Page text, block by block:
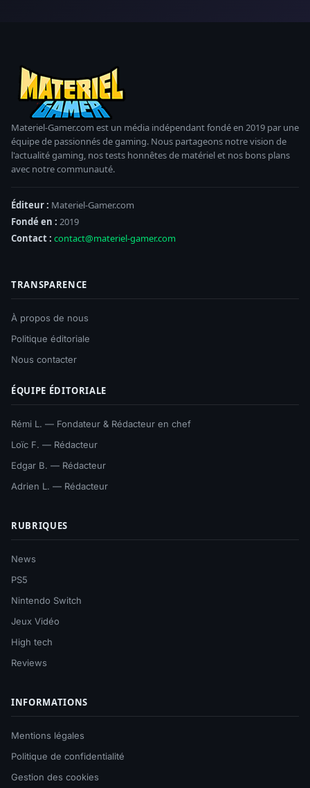
Materiel-Gamer.com est un média indépendant fondé en 2019 par une
équipe de passionnés de gaming. Nous partageons notre vision de
l'actualité gaming, nos tests honnêtes de matériel et nos bons plans
avec notre communauté.
Éditeur : Materiel-Gamer.com
Fondé en : 2019
Contact : contact@materiel-gamer.com
TRANSPARENCE
À propos de nous
Politique éditoriale
Nous contacter
ÉQUIPE ÉDITORIALE
Rémi L. — Fondateur & Rédacteur en chef
Loïc F. — Rédacteur
Edgar B. — Rédacteur
Adrien L. — Rédacteur
RUBRIQUES
News
PS5
Nintendo Switch
Jeux Vidéo
High tech
Reviews
INFORMATIONS
Mentions légales
Politique de confidentialité
Gestion des cookies